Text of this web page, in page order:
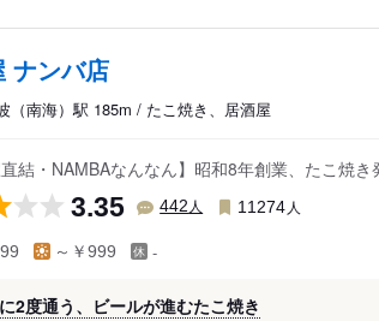
ナンバ店
（南海）駅 185m / たこ焼き、居酒屋
直結・NAMBAなんなん】昭和8年創業、たこ焼き
3.35 442 人 11274 人
～￥999 -
2度通う、ビールが進むたこ焼き